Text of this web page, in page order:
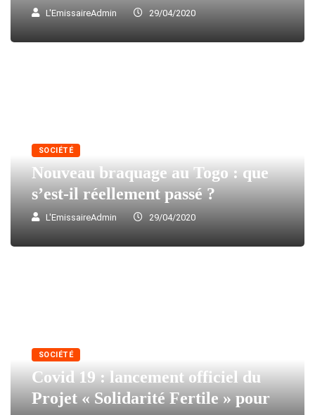
L'EmissaireAdmin 29/04/2020
SOCIÉTÉ
Nouveau braquage au Togo : que
s’est-il réellement passé ?
L'EmissaireAdmin 29/04/2020
SOCIÉTÉ
Covid 19 : lancement officiel du
Projet « Solidarité Fertile » pour